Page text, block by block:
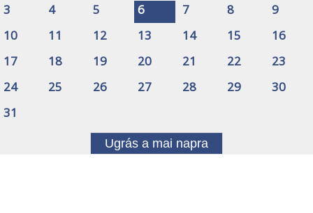
3
4 5 6 7 8
9
10
11 12 13 14 15
16
17
18 19 20 21 22
23
24
25 26 27 28 29
30
31
Ugrás a mai napra